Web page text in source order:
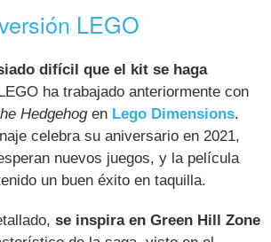
LEGO
difícil que el kit se haga
ha trabajado anteriormente con
Hedgehogen Lego Dimensions.
celebra su aniversario en 2021,
nuevos juegos, y la película
un buen éxito en taquilla.
se inspira en Green Hill Zone